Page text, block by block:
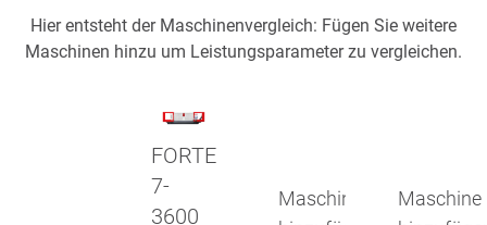
Hier entsteht der Maschinenvergleich: Fügen Sie weitere
Maschinen hinzu um Leistungsparameter zu vergleichen.
FORTE
7-
3600
Maschine
Maschine